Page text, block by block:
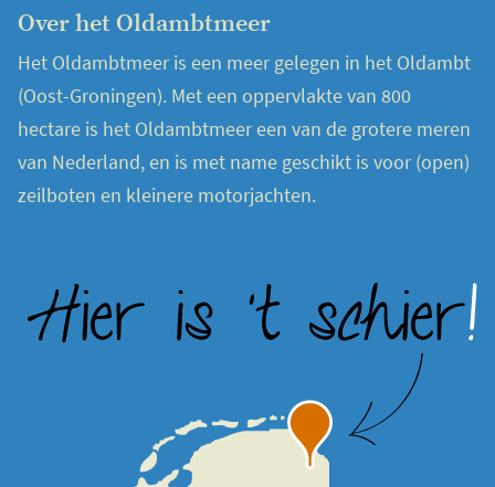
Over het Oldambtmeer
Het Oldambtmeer is een meer gelegen in het Oldambt
(Oost-Groningen). Met een oppervlakte van 800
hectare is het Oldambtmeer een van de grotere meren
van Nederland, en is met name geschikt is voor (open)
zeilboten en kleinere motorjachten.